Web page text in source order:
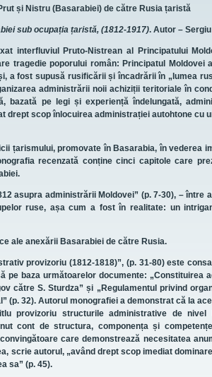
și Nistru (Basarabiei) de către Rusia țaristă
sub ocupația țaristă, (1812-1917). Autor –
interfluviul Pruto-Nistrean al Principatului
tragedie poporului român: Principatul Moldovei
a fost supusă rusificării și încadrării în „lumea
administrării noii achiziții teritoriale în
bazată pe legi și experiență îndelungată,
drept scop înlocuirea administrației autohtone cu
țarismului, promovate în Basarabia, în vederea
recenzată conține cinci capitole care
asupra administrării Moldovei” (p. 7-30), – între
ruse, așa cum a fost în realitate: un
ale anexării Basarabiei de către Rusia.
provizoriu (1812-1818)”, (p. 31-80) este
pe baza următoarelor documente: „Constituirea
către S. Sturdza” și „Regulamentul privind
(p. 32). Autorul monografiei a demonstrat că la
provizoriu structurile administrative de
cont de structura, componența și
care demonstrează necesitatea
scrie autorul, „având drept scop imediat
sa” (p. 45).